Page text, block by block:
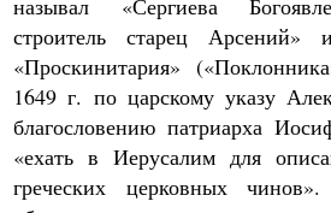
называл «Сергиева
строитель старец Арсений»
«Проскинитария»
1649 г. по царскому указу
благословению патриарха
«ехать в Иерусалим для
греческих церковных